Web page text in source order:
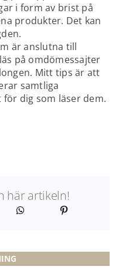
i form av brist på
produkter. Det kan
är anslutna till
på omdömessajter
Mitt tips är att
samtliga
dig som läser dem.
här artikeln!